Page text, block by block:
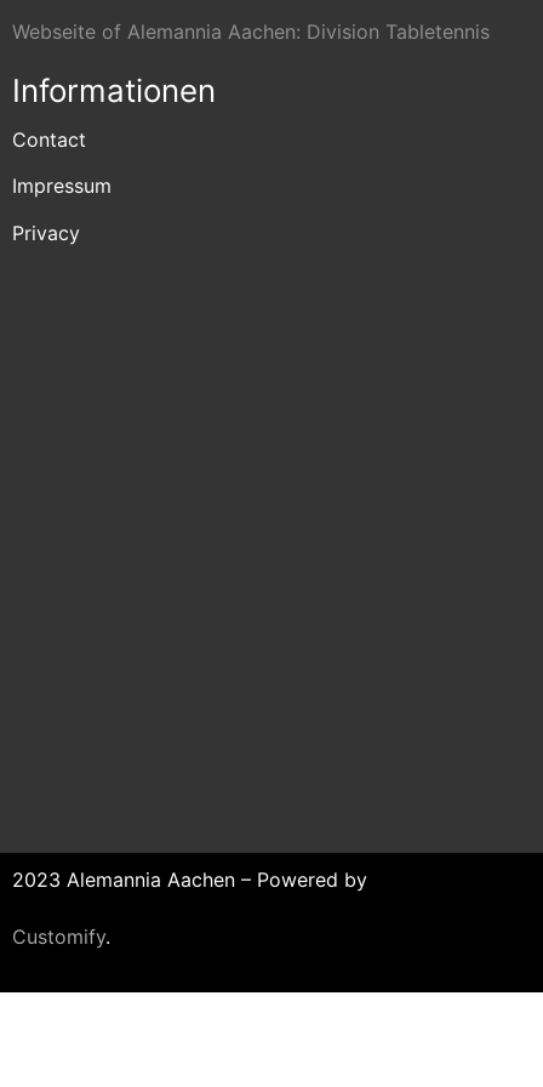
Webseite of Alemannia Aachen: Division Tabletennis
Informationen
Contact
Impressum
Privacy
2023 Alemannia Aachen – Powered by
Customify.